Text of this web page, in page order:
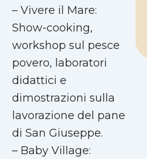
– Vivere il Mare:
Show-cooking,
workshop sul pesce
povero, laboratori
didattici e
dimostrazioni sulla
lavorazione del pane
di San Giuseppe.
– Baby Village: